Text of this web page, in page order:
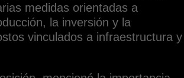
medidas orientadas a
la inversión y la
vinculados a infraestructura y